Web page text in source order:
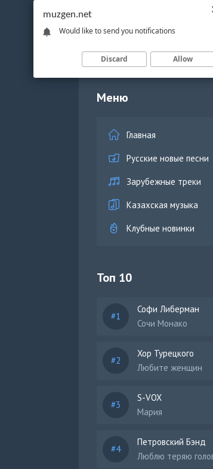
Меню
Главная
Русские новые песни
Зарубежные треки
Казахская музыка
Клубные новинки
Топ 10
Софи Либерман
Сочи Монако
Хор Турецкого
Любите женщин
S-VOX
Мария
Петровский Бэнд
Люблю теряю
muzgen.net
Would like to send you notifications
Discard Allow